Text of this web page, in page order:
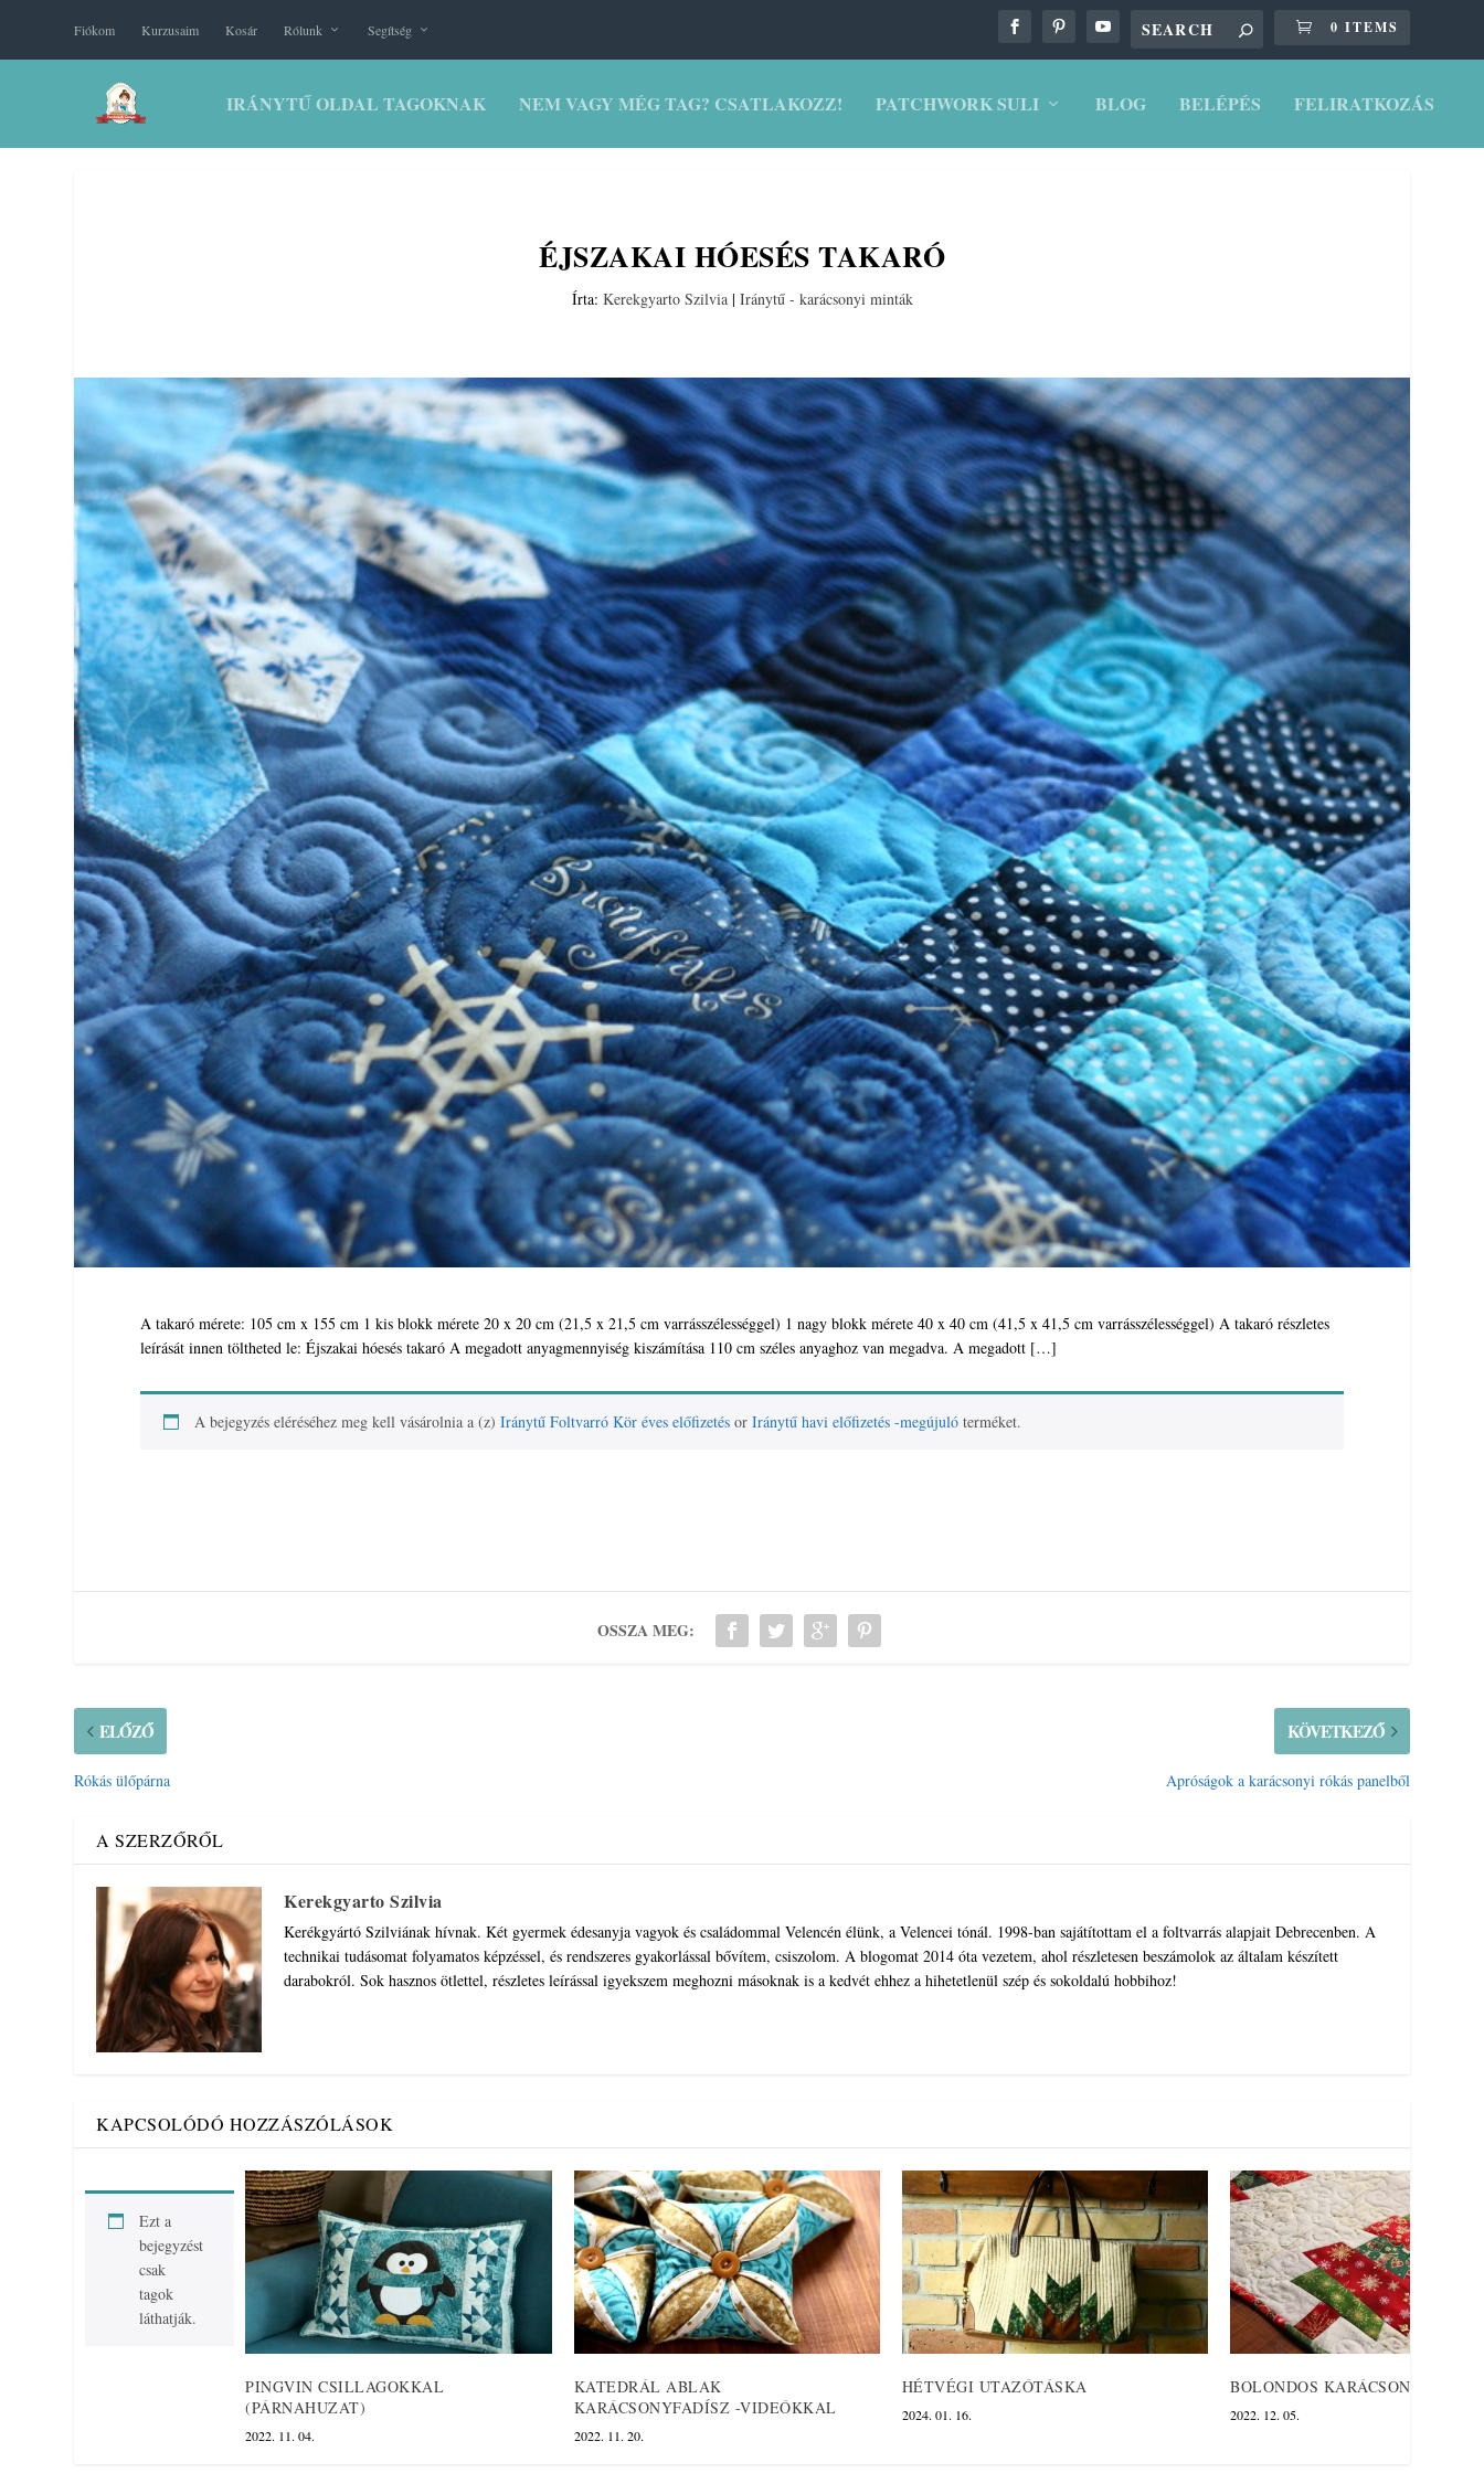
Fiókom Kurzusaim Kosár Rólunk Segítség 0 ITEMS
IRÁNYTŰ OLDAL TAGOKNAK NEM VAGY MÉG TAG? CSATLAKOZZ! PATCHWORK SULI BLOG BELÉPÉS FELIRATKOZÁS
ÉJSZAKAI HÓESÉS TAKARÓ
Írta: Kerekgyarto Szilvia| Iránytű - karácsonyi minták
A takaró mérete: 105 cm x 155 cm 1 kis blokk mérete 20 x 20 cm (21,5 x 21,5 cm varrásszélességgel) 1 nagy blokk mérete 40 x 40 cm (41,5 x 41,5 cm varrásszélességgel) A takaró részletes
leírását innen töltheted le: Éjszakai hóesés takaró A megadott anyagmennyiség kiszámítása 110 cm széles anyaghoz van megadva. A megadott […]
A bejegyzés eléréséhez meg kell vásárolnia a (z)Iránytű Foltvarró Kör éves előfizetés orIránytű havi előfizetés -megújuló terméket.
OSSZA MEG:
ELŐZŐ
Rókás ülőpárna
KÖVETKEZŐ
Apróságok a karácsonyi rókás panelből
A SZERZŐRŐL
Kerekgyarto Szilvia
Kerékgyártó Szilviának hívnak. Két gyermek édesanyja vagyok és családommal Velencén élünk, a Velencei tónál. 1998-ban sajátítottam el a foltvarrás alapjait Debrecenben. A
technikai tudásomat folyamatos képzéssel, és rendszeres gyakorlással bővítem, csiszolom. A blogomat 2014 óta vezetem, ahol részletesen beszámolok az általam készített
darabokról. Sok hasznos ötlettel, részletes leírással igyekszem meghozni másoknak is a kedvét ehhez a hihetetlenül szép és sokoldalú hobbihoz!
KAPCSOLÓDÓ HOZZÁSZÓLÁSOK
Ezt a
bejegyzést
csak
tagok
láthatják.
PINGVIN CSILLAGOKKAL
(PÁRNAHUZAT)
2022. 11. 04.
KATEDRÁL ABLAK
KARÁCSONYFADÍSZ -VIDEÓKKAL
2022. 11. 20.
HÉTVÉGI UTAZÓTÁSKA
2024. 01. 16.
BOLONDOS KARÁCSONY
2022. 12. 05.